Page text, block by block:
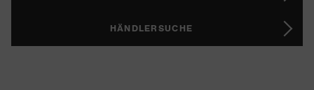
HÄNDLERSUCHE